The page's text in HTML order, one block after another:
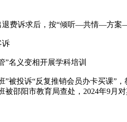
退费诉求后，按“倾听—共情—方案
诉
”名义变相开展学科培训
”被投诉“反复推销会员办卡买课”
被邵阳市教育局查处，2024年9月对